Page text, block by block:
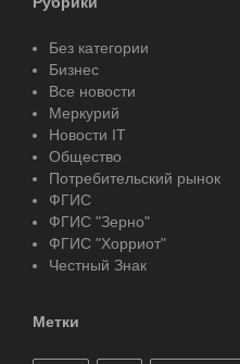
Без категории
Бизнес
Все новости
Меркурий
Новости IT
Общество
Потребительский рынок
ФГИС
ФГИС "Зерно"
ФГИС "Хорриот"
Честный Знак
Метки